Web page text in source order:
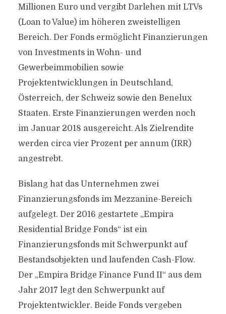
Millionen Euro und vergibt Darlehen mit LTVs
(Loan to Value) im höheren zweistelligen
Bereich. Der Fonds ermöglicht Finanzierungen
von Investments in Wohn- und
Gewerbeimmobilien sowie
Projektentwicklungen in Deutschland,
Österreich, der Schweiz sowie den Benelux
Staaten. Erste Finanzierungen werden noch
im Januar 2018 ausgereicht. Als Zielrendite
werden circa vier Prozent per annum (IRR)
angestrebt.
Bislang hat das Unternehmen zwei
Finanzierungsfonds im Mezzanine-Bereich
aufgelegt. Der 2016 gestartete „Empira
Residential Bridge Fonds“ ist ein
Finanzierungsfonds mit Schwerpunkt auf
Bestandsobjekten und laufenden Cash-Flow.
Der „Empira Bridge Finance Fund II“ aus dem
Jahr 2017 legt den Schwerpunkt auf
Projektentwickler. Beide Fonds vergeben